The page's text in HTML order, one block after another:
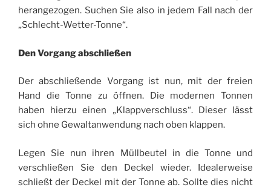
herangezogen. Suchen Sie also in jedem Fall nach der
„Schlecht-Wetter-Tonne“.
Den Vorgang abschließen
Der abschließende Vorgang ist nun, mit der freien
Hand die Tonne zu öffnen. Die modernen Tonnen
haben hierzu einen „Klappverschluss“. Dieser lässt
sich ohne Gewaltanwendung nach oben klappen.
Legen Sie nun ihren Müllbeutel in die Tonne und
verschließen Sie den Deckel wieder. Idealerweise
schließt der Deckel mit der Tonne ab. Sollte dies nicht